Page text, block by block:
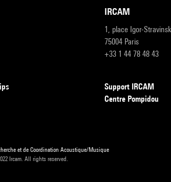
IRCAM
1, place Igor-
75004 Paris
+33 1 44 78 48 43
Support IRCAM
Centre Pompidou
et de Coordination Acoustique/Musique
Ircam. All rights reserved.